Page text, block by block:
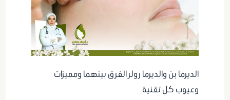
الديرما بن والديرما رولر الفرق بينهما ومميزات
وعيوب كل تقنية